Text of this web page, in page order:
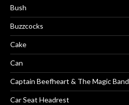
Bush
Buzzcocks
Cake
Can
Captain Beefheart & The Magic Band
Car Seat Headrest